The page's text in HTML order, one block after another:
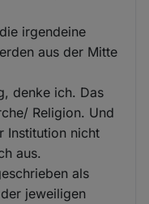
irgendeine
aus der Mitte
denke ich. Das
Religion. Und
Institution nicht
aus.
als
jeweiligen